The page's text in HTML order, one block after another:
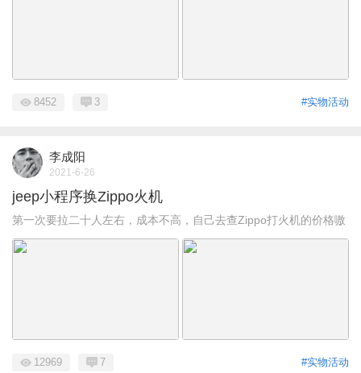
#实物活动
8452 3
李成阳
2021-6-26
jeep小程序换Zippo火机
第一次要拉二十人左右，成本不高，自己去查Zippo打火机的价格嗷
#实物活动
12969 7